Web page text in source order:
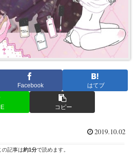
Facebook はてブ
コピー
2019.10.02
の記事は約1分で読めます。